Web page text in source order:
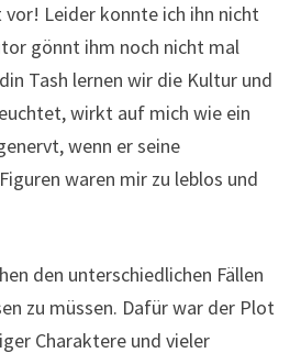
Leider konnte ich ihn nicht
gönnt ihm noch nicht mal
Tash lernen wir die Kultur und
wirkt auf mich wie ein
wenn er seine
waren mir zu leblos und
den unterschiedlichen Fällen
zu müssen. Dafür war der Plot
Charaktere und vieler